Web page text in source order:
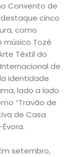
Convento de
cinco
como
músico Tozé
Têxtil do
de
identidade
lado a lado
“Travão de
de Casa
setembro,